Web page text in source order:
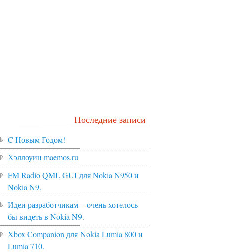
Последние записи
C Новым Годом!
Хэллоуин maemos.ru
FM Radio QML GUI для Nokia N950 и
Nokia N9.
Идеи разработчикам – очень хотелось
бы видеть в Nokia N9.
Xbox Companion для Nokia Lumia 800 и
Lumia 710.